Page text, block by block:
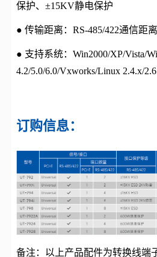
保护、±15KV静电保护
● 传输距离：RS-485/422通信距
● 支持系统：Win2000/XP/Vista/
4.2/5.0/6.0/Vxworks/Linux 2.4.x/
订购信息：
备注：以上产品配件为转换线端